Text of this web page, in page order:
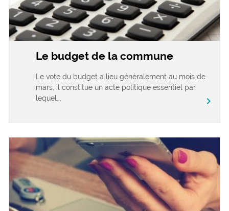
Le budget de la commune
Le vote du budget a lieu généralement au mois de
mars, il constitue un acte politique essentiel par
lequel...
chevron_right